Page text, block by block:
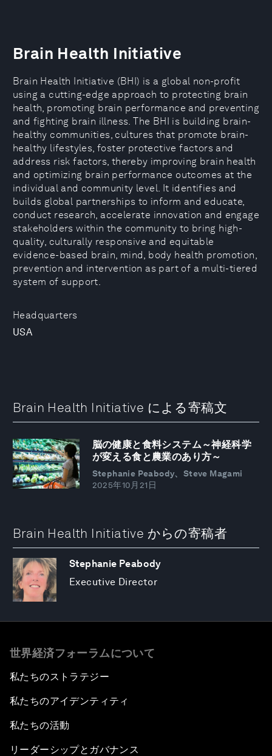
Headquarters
USA
Brain Health Initiative
Brain Health Initiative (BHI) is a global non-profit
using a cutting-edge approach to protecting brain
health, promoting brain performance and preventing
and fighting brain illness. The BHI is building brain-
healthy communities, cultures that promote brain-
healthy lifestyles, foster protective factors and
address risk factors, thereby improving brain health
and optimizing brain performance outcomes at the
individual and community level. It identifies and
builds global partnerships to inform and educate,
conduct research, accelerate innovation and engage
stakeholders within the community to bring high-
quality, culturally responsive and equitable
evidence-based brain, mind, body health promotion,
prevention and intervention as part of a multi-tiered
system of support.
Brain Health Initiative による寄稿文
脳の健康と食料システム～神経科学
が変える食と農業のあり方～
Stephanie Peabody、Steve Magami
2025年10月21日
Brain Health Initiative からの寄稿者
Stephanie Peabody
Executive Director
世界経済フォーラムについて
私たちのストラテジー
私たちのアイデンティティ
私たちの活動
リーダーシップとガバナンス